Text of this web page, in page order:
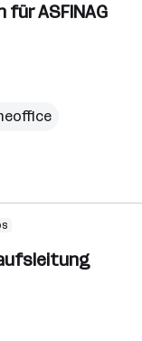
für ASFINAG